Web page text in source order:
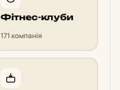
Фітнес-клуби
171 компанія